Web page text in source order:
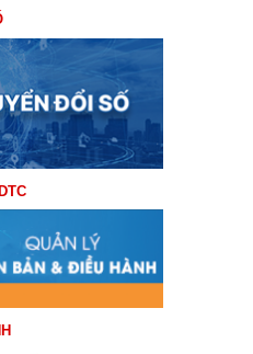
dân khu vực 6 –
triển khai, tập
mềm Quản lý
gắn với KPI
số 110/KH-VKSTC
Viện kiểm sát nhân
tối...